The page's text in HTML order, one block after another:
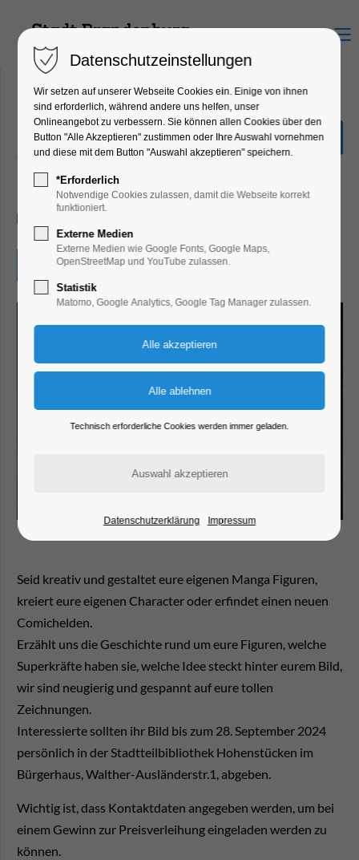
Menu
Manga- und Comic-
Zeichenwettbewerb
Kinder, Jugend, Kunst, Mitmach-Aktion
Eintritt frei
Seid kreativ und gestaltet eure eigenen Manga Figuren,
kreiert eure eigenen Character oder erfindet einen neuen
Comichelden.
Erzählt uns die Geschichte rund um eure Figuren, welche
Superkräfte haben sie, welche Idee steckt hinter eurem Bild,
wir sind neugierig und gespannt auf eure tollen
Zeichnungen.
Interessierte sollten ihr Bild bis zum 28. September 2024
persönlich in der Stadtteilbibliothek Hohenstücken im
Bürgerhaus, Walther-Ausländerstr.1, abgeben.
Wichtig ist, dass Kontaktdaten angegeben werden, um bei
einem Gewinn zur Preisverleihung eingeladen werden zu
können.
Datenschutzeinstellungen
Wir setzen auf unserer Webseite Cookies ein. Einige von ihnen
sind erforderlich, während andere uns helfen, unser
Onlineangebot zu verbessern. Sie können allen Cookies über den
Button "Alle Akzeptieren" zustimmen oder Ihre Auswahl vornehmen
und diese mit dem Button "Auswahl akzeptieren" speichern.
*Erforderlich
Notwendige Cookies zulassen, damit die Webseite korrekt
funktioniert.
Externe Medien
Externe Medien wie Google Fonts, Google Maps,
OpenStreetMap und YouTube zulassen.
Statistik
Matomo, Google Analytics, Google Tag Manager zulassen.
Technisch erforderliche Cookies werden immer geladen.
Datenschutzerklärung Impressum